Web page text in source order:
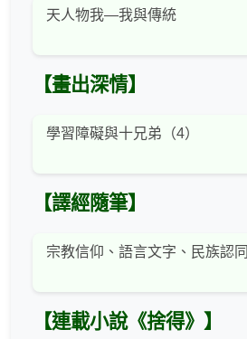
天人物我—我與傳統
【畫出深情】
學習障礙與十兄弟（4）
【譯經隨筆】
宗教信仰、語言文字、民族認同
【連載小說《捨得》】